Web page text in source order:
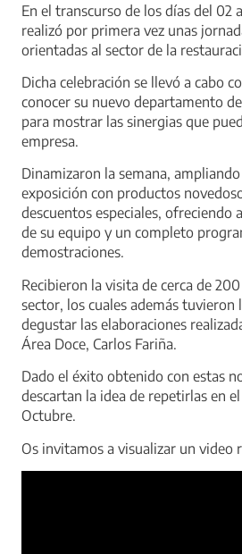
En el transcurso de los días del 02
realizó por primera vez unas
orientadas al sector de la
Dicha celebración se llevó a cabo
conocer su nuevo departamento
para mostrar las sinergias que
empresa.
Dinamizaron la semana,
exposición con productos
descuentos especiales, ofreciendo
de su equipo y un completo
demostraciones.
Recibieron la visita de cerca de
sector, los cuales además
degustar las elaboraciones
Área Doce, Carlos Fariña.
Dado el éxito obtenido con estas
descartan la idea de repetirlas en
Octubre.
Os invitamos a visualizar un video